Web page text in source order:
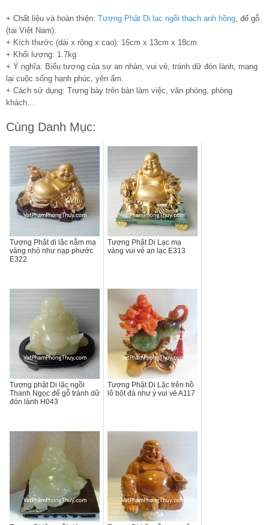
+ Chất liệu và hoàn thiện: Tượng Phật Di lạc ngồi thạch anh hồng, đế gỗ
(tại Việt Nam).
+ Kích thước (dài x rộng x cao): 16cm x 13cm x 18cm
+ Khối lượng: 1.7kg
+ Ý nghĩa: Biểu tượng của sự an nhàn, vui vẻ, tránh dữ đón lành, mang
lại cuộc sống hạnh phúc, yên ấm.
+ Cách sử dụng: Trưng bày trên bàn làm việc, văn phòng, phòng
khách…
Cùng Danh Mục:
Tượng Phật di lặc nằm mạ
vàng nhỏ như nạp phước
E322
Tượng Phật Di Lạc mạ
vàng vui vẻ an lạc E313
Tượng phật Di lặc ngồi
Thanh Ngọc đế gỗ tránh dữ
đón lành H043
Tượng Phật Di Lặc trên hồ
lô bột đá như ý vui vẻ A117